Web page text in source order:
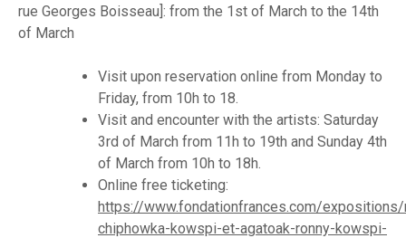
rue Georges Boisseau]: from the 1st of March to the 14th
of March
Visit upon reservation online from Monday to
Friday, from 10h to 18.
Visit and encounter with the artists: Saturday
3rd of March from 11h to 19th and Sunday 4th
of March from 10h to 18h.
Online free ticketing:
https://www.fondationfrances.com/
chiphowka-kowspi-et-agatoak-ronny-kowspi-